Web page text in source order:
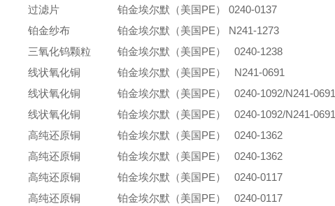
过滤片
铂金埃尔默（美国PE） 0240-0137
铂金纱布
铂金埃尔默（美国PE） N241-1273
三氧化钨颗粒
铂金埃尔默（美国PE） 0240-1238
线状氧化铜
铂金埃尔默（美国PE） N241-0691
线状氧化铜
铂金埃尔默（美国PE） 0240-1092/N241-0691
线状氧化铜
铂金埃尔默（美国PE） 0240-1092/N241-0691
高纯还原铜
铂金埃尔默（美国PE） 0240-1362
高纯还原铜
铂金埃尔默（美国PE） 0240-1362
高纯还原铜
铂金埃尔默（美国PE） 0240-0117
高纯还原铜
铂金埃尔默（美国PE） 0240-0117